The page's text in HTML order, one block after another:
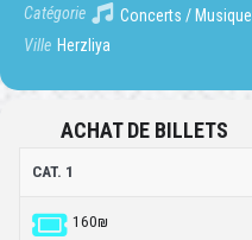
Catégorie
Concerts / Musique
Ville Herzliya
ACHAT DE BILLETS
CAT. 1
160₪